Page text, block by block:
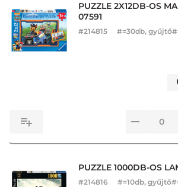
PUZZLE 2X12DB-OS
07591
#214815 #=30db,
PUZZLE 1000DB-OS
#214816 #=10db,